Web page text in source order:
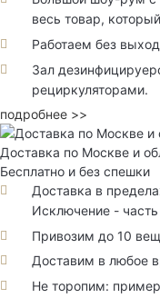
весь товар,
Работаем без
Зал
рециркуляторами.
подробнее >>
Доставка по Москве и
Бесплатно и без спешки
Доставка в
Исключение -
Привозим до 10
Доставим в любое
Не торопим: